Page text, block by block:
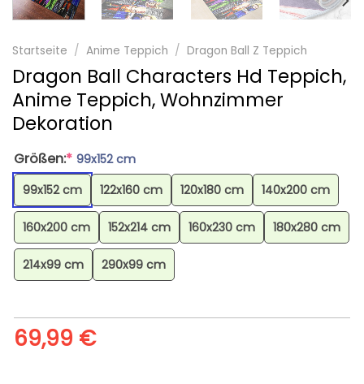
Startseite / Anime Teppich / Dragon Ball Z Teppich
Dragon Ball Characters Hd Teppich,
Anime Teppich, Wohnzimmer
Dekoration
Größen:* 99x152 cm
99x152 cm
122x160 cm 120x180 cm 140x200 cm
160x200 cm 152x214 cm 160x230 cm 180x280 cm
214x99 cm 290x99 cm
69,99 €